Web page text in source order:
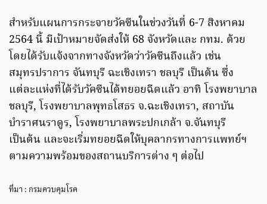
สำหรับแผนการกระจายวัคซีนในช่วงวันที่ 6-7 สิงหาคม
2564 นี้ มีเป้าหมายจัดส่งให้ 68 จังหวัดและ กทม. ด้วย
โดยได้รับแจ้งจากทางจังหวัดว่าวัคซีนถึงแล้ว เช่น
สมุทรปราการ จันทบุรี ฉะเชิงเทรา ชลบุรี เป็นต้น ซึ่ง
แต่ละแห่งที่ได้รับวัคซีนได้ทยอยฉีดแล้ว อาทิ โรงพยาบาล
ชลบุรี, โรงพยาบาลพุทธโสธร จ.ฉะเชิงเทรา, สถาบัน
บำราศนราดูร, โรงพยาบาลพระปกเกล้า จ.จันทบุรี
เป็นต้น และจะเริ่มทยอยฉีดให้บุคลากรทางการแพทย์ฯ
ตามความพร้อมของสถานบริการต่าง ๆ ต่อไป
ที่มา : กรมควบคุมโรค